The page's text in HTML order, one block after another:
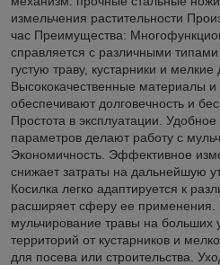
измельчения растительности
час Преимущества:
справляется с различными
густую траву, кустарники и
Высококачественные материалы и
обеспечивают долговечность и
Простота в эксплуатации.
параметров делают работу с
Экономичность. Эффективное
снижает затраты на дальнейшую
Косилка легко адаптируется к
расширяет сферу ее
мульчирование травы на больших
территорий от кустарников и
для посева или строительства.